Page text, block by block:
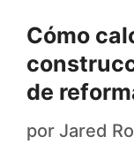
Cómo
de
por Jared